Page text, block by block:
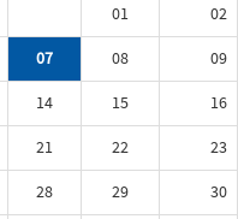
01
02
07 08
09
14 15
16
21 22
23
28 29
30